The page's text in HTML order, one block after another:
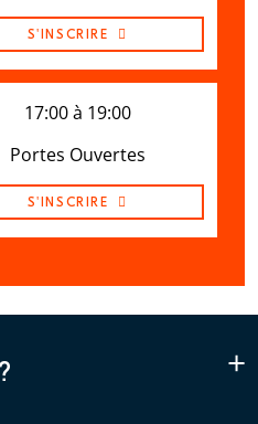
S'INSCRIRE
17:00 à 19:00
Portes Ouvertes
S'INSCRIRE
+